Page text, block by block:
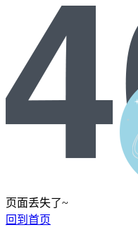
页面丢失了~
回到首页